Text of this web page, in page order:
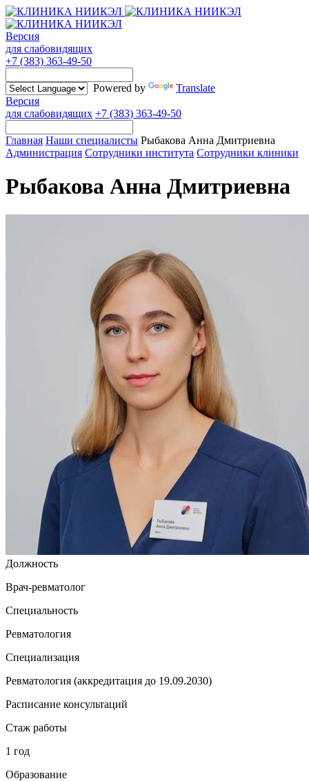
Версия
для слабовидящих
+7 (383) 363-49-50
Powered by
Translate
Версия
для слабовидящих +7 (383) 363-49-50
Главная Наши специалисты Рыбакова Анна Дмитриевна
Администрация Сотрудники института Сотрудники клиники
Рыбакова Анна Дмитриевна
Должность
Врач-ревматолог
Специальность
Ревматология
Специализация
Ревматология (аккредитация до 19.09.2030)
Расписание консультаций
Стаж работы
1 год
Образование